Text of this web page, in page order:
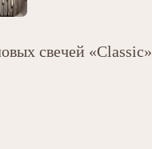
свечей «Classic»